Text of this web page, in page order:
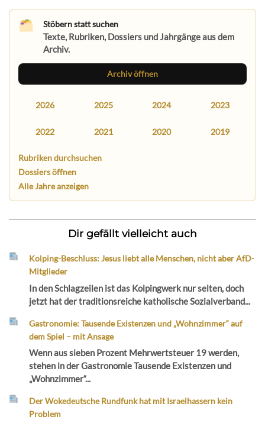
Stöbern statt suchen
Texte, Rubriken, Dossiers und Jahrgänge aus dem
Archiv.
Archiv öffnen
2026 2025 2024 2023
2022 2021 2020 2019
Rubriken durchsuchen
Dossiers öffnen
Alle Jahre anzeigen
Dir gefällt vielleicht auch
Kolping-Beschluss: Jesus liebt alle Menschen, nicht aber AfD-
Mitglieder
In den Schlagzeilen ist das Kolpingwerk nur selten, doch
jetzt hat der traditionsreiche katholische Sozialverband...
Gastronomie: Tausende Existenzen und „Wohnzimmer“ auf
dem Spiel – mit Ansage
Wenn aus sieben Prozent Mehrwertsteuer 19 werden,
stehen in der Gastronomie Tausende Existenzen und
„Wohnzimmer“...
Der Wokedeutsche Rundfunk hat mit Israelhassern kein
Problem